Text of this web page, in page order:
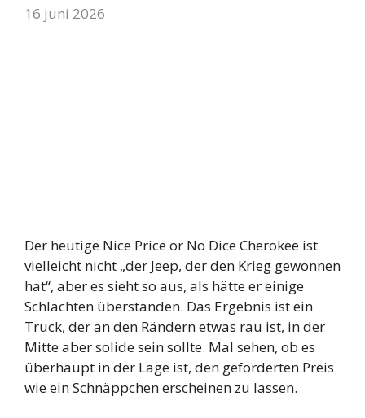
16 juni 2026
Der heutige Nice Price or No Dice Cherokee ist
vielleicht nicht „der Jeep, der den Krieg gewonnen
hat“, aber es sieht so aus, als hätte er einige
Schlachten überstanden. Das Ergebnis ist ein
Truck, der an den Rändern etwas rau ist, in der
Mitte aber solide sein sollte. Mal sehen, ob es
überhaupt in der Lage ist, den geforderten Preis
wie ein Schnäppchen erscheinen zu lassen.